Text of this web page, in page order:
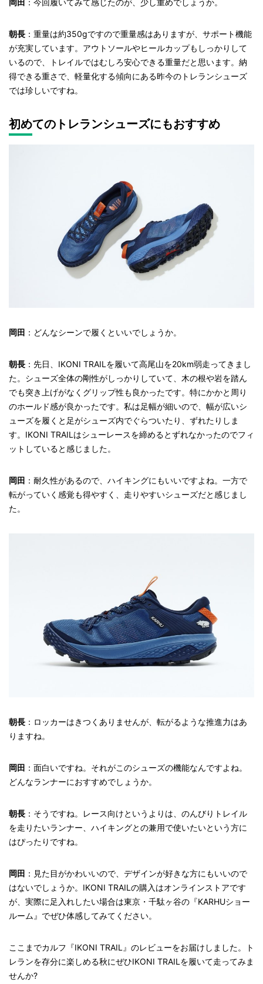
朝長 ：重量は約350gですので重量感はありますが、サポート機能
が充実しています。アウトソールやヒールカップもしっかりして
いるので、トレイルではむしろ安心できる重量だと思います。納
得できる重さで、軽量化する傾向にある昨今のトレランシューズ
では珍しいですね。
初めてのトレランシューズにもおすすめ
岡田 ：どんなシーンで履くといいでしょうか。
朝長 ：先日、IKONI TRAILを履いて高尾山を20km弱走ってきまし
た。シューズ全体の剛性がしっかりしていて、木の根や岩を踏ん
でも突き上げがなくグリップ性も良かったです。特にかかと周り
のホールド感が良かったです。私は足幅が細いので、幅が広いシ
ューズを履くと足がシューズ内でぐらついたり、ずれたりしま
す。IKONI TRAILはシューレースを締めるとずれなかったのでフィ
ットしていると感じました。
岡田 ：耐久性があるので、ハイキングにもいいですよね。一方で
転がっていく感覚も得やすく、走りやすいシューズだと感じまし
た。
朝長 ：ロッカーはきつくありませんが、転がるような推進力はあ
りますね。
岡田 ：面白いですね。それがこのシューズの機能なんですよね。
どんなランナーにおすすめでしょうか。
朝長 ：そうですね。レース向けというよりは、のんびりトレイル
を走りたいランナー、ハイキングとの兼用で使いたいという方に
はぴったりですね。
岡田 ：見た目がかわいいので、デザインが好きな方にもいいので
はないでしょうか。IKONI TRAILの購入はオンラインストアです
が、実際に足入れしたい場合は東京・千駄ヶ谷の『KARHUショー
ルーム』でぜひ体感してみてください。
ここまでカルフ『IKONI TRAIL』のレビューをお届けしました。ト
レランを存分に楽しめる秋にぜひIKONI TRAILを履いて走ってみま
せんか?